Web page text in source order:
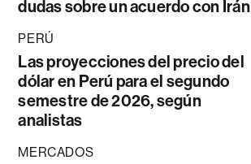
dudas sobre un acuerdo con Irán
PERÚ
Las proyecciones del precio del
dólar en Perú para el segundo
semestre de 2026, según
analistas
MERCADOS